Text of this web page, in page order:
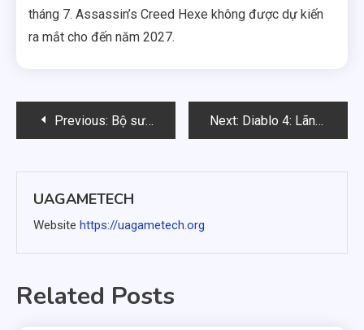
tháng 7. Assassin’s Creed Hexe không được dự kiến
ra mắt cho đến năm 2027.
Điều
bài
viết
Previous: Bộ sưu tập Steelbook Vol. 2 Metal Gear Solid Master Collection đã mở đặt trước Next: Diablo 4: Lãnh Chúa Hận Thù – Thời gian và Chi tiết Phát hành Toàn cầu Đã Được Xác Nhận
UAGAMETECH
Website https://uagametech.org
Related Posts